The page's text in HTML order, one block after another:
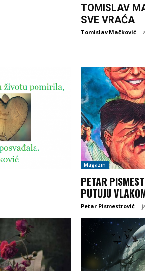
TOMISLAV
SVE VRAĆA
Tomislav Mačković -
Magazin
PETAR
PUTUJU
Petar Pismestrović -